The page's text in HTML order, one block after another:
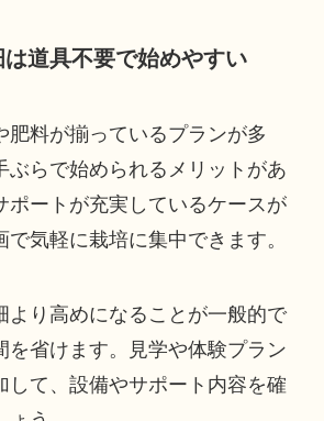
は道具不要で始めやすい
肥料が揃っているプランが多
ぶらで始められるメリットがあ
ポートが充実しているケースが
気軽に栽培に集中できます。
より高めになることが一般的で
を省けます。見学や体験プラン
して、設備やサポート内容を確